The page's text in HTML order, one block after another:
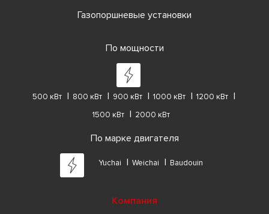
Газопоршневые установки
По мощности
500 кВт 800 кВт 900 кВт 1000 кВт
1200 кВт
1500 кВт
2000 кВт
По марке двигателя
Yuchai Weichai Baudouin
Компания